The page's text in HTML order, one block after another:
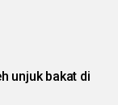
unjuk bakat di